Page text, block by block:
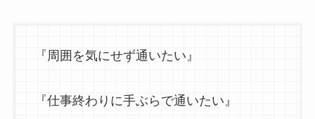
『周囲を気にせず通いたい』
『仕事終わりに手ぶらで通いたい』